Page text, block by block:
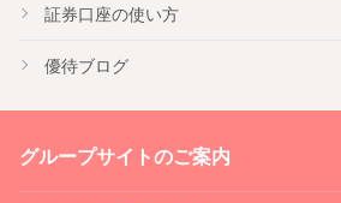
証券口座の使い方
優待ブログ
グループサイトのご案内